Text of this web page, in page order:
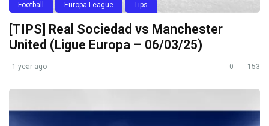
Football Europa League Tips
[TIPS] Real Sociedad vs Manchester
United (Ligue Europa – 06/03/25)
1 year ago 0 153